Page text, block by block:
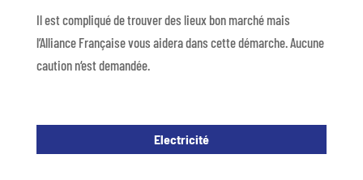
Il est compliqué de trouver des lieux bon marché mais
l’Alliance Française vous aidera dans cette démarche. Aucune
caution n‘est demandée.
Electricité